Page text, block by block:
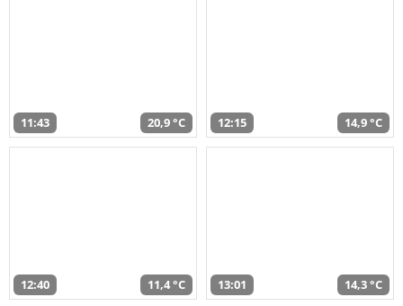
11:43 20,9 °C 12:15 14,9 °C
12:40 11,4 °C 13:01 14,3 °C